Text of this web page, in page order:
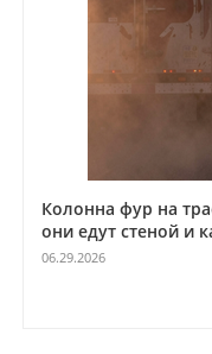
Колонна фур на
они едут стеной и
06.29.2026